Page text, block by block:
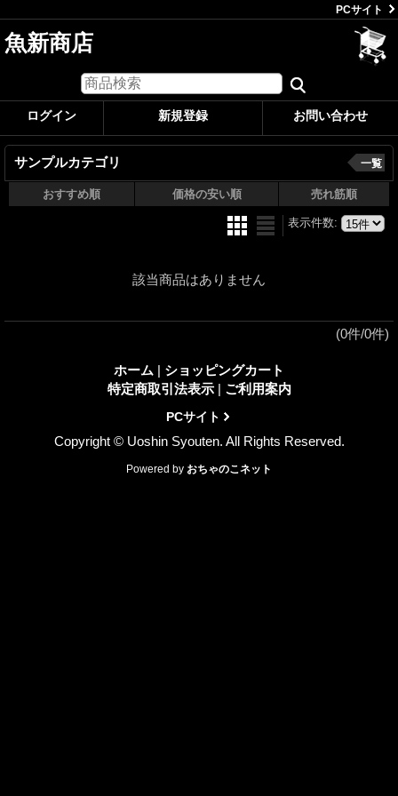
PCサイト
魚新商店
ログイン 新規登録 お問い合わせ
サンプルカテゴリ 一覧
おすすめ順 価格の安い順 売れ筋順
表示件数:
該当商品はありません
(0件/0件)
ホーム | ショッピングカート
特定商取引法表示 | ご利用案内
PCサイト
Copyright © Uoshin Syouten. All Rights Reserved.
Powered by おちゃのこネット